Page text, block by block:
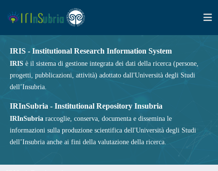
IRIS - Institutional Research Information System
IRIS è il sistema di gestione integrata dei dati della ricerca (persone,
progetti, pubblicazioni, attività) adottato dall'Università degli Studi
dell’Insubria.
IRInSubria - Institutional Repository Insubria
IRInSubria raccoglie, conserva, documenta e dissemina le
informazioni sulla produzione scientifica dell'Università degli Studi
dell’Insubria anche ai fini della valutazione della ricerca.